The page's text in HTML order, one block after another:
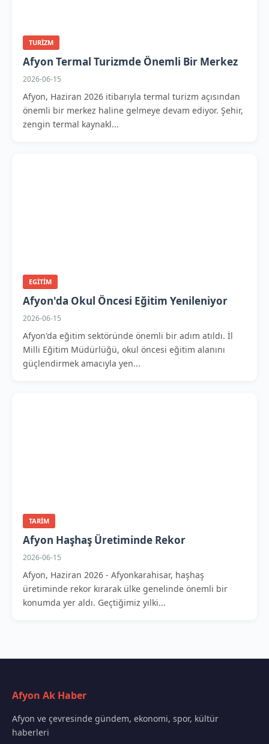
TURIZM
Afyon Termal Turizmde Önemli Bir Merkez
2026-06-15
Afyon, Haziran 2026 itibarıyla termal turizm açısından
önemli bir merkez haline gelmeye devam ediyor. Şehir,
zengin termal kaynakl...
EGITIM
Afyon'da Okul Öncesi Eğitim Yenileniyor
2026-06-15
Afyon'da eğitim sektöründe önemli bir adım atıldı. İl
Milli Eğitim Müdürlüğü, okul öncesi eğitim alanını
güçlendirmek amacıyla yen...
TARIM
Afyon Haşhaş Üretiminde Rekor
2026-06-15
Afyon, Haziran 2026 - Afyonkarahisar, haşhaş
üretiminde rekor kırarak ülke genelinde önemli bir
konumda yer aldı. Geçtiğimiz yılki...
Afyon Ak Haber
Afyon ve çevresinde gündem, ekonomi, spor, kültür
haberleri